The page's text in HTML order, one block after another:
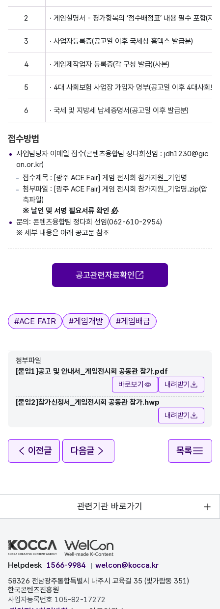
2 · 게임설명서 - 평가항목의 ‘점수배점표’ 내용 필수 포함(자
3 · 사업자등록증(공고일 이후 국세청 홈텍스 발급분)
4 · 게임제작업자 등록증(각 구청 발급)(사본)
5 · 4대 사회보험 사업장 가입자 명부(공고일 이후 4대사회보
6 · 국세 및 지방세 납세증명서(공고일 이후 발급분)
접수방법
사업담당자 이메일 접수(콘텐츠융합팀 정다희선임 : jdh1230@gic
on.or.kr)
접수제목 : [광주 ACE Fair] 게임 전시회 참가지원_기업명
첨부파일 : [광주 ACE Fair] 게임 전시회 참가지원_기업명.zip(압
축파일)
※ 날인 및 서명 필요서류 확인 必
문의: 콘텐츠융합팀 정다희 선임(062-610-2954)
※ 세부 내용은 아래 공고문 참조
공고관련자료확인
태그
#ACE FAIR #게임개발 #게임배급
첨부파일
[붙임1]공고 및 안내서_게임전시회 공동관 참가.pdf
바로보기
내려받기
[붙임2]참가신청서_게임전시회 공동관 참가.hwp
내려받기
이전글 다음글 목록
관련기관 바로가기
Helpdesk 1566-9984
welcon@kocca.kr
58326 전남광주통합특별시 나주시 교육길 35 (빛가람동 351)
한국콘텐츠진흥원
사업자등록번호 105-82-17272